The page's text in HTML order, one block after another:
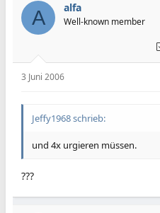
A alfa
Well-known member
3 Juni 2006
Jeffy1968 schrieb:
und 4x urgieren müssen.
???